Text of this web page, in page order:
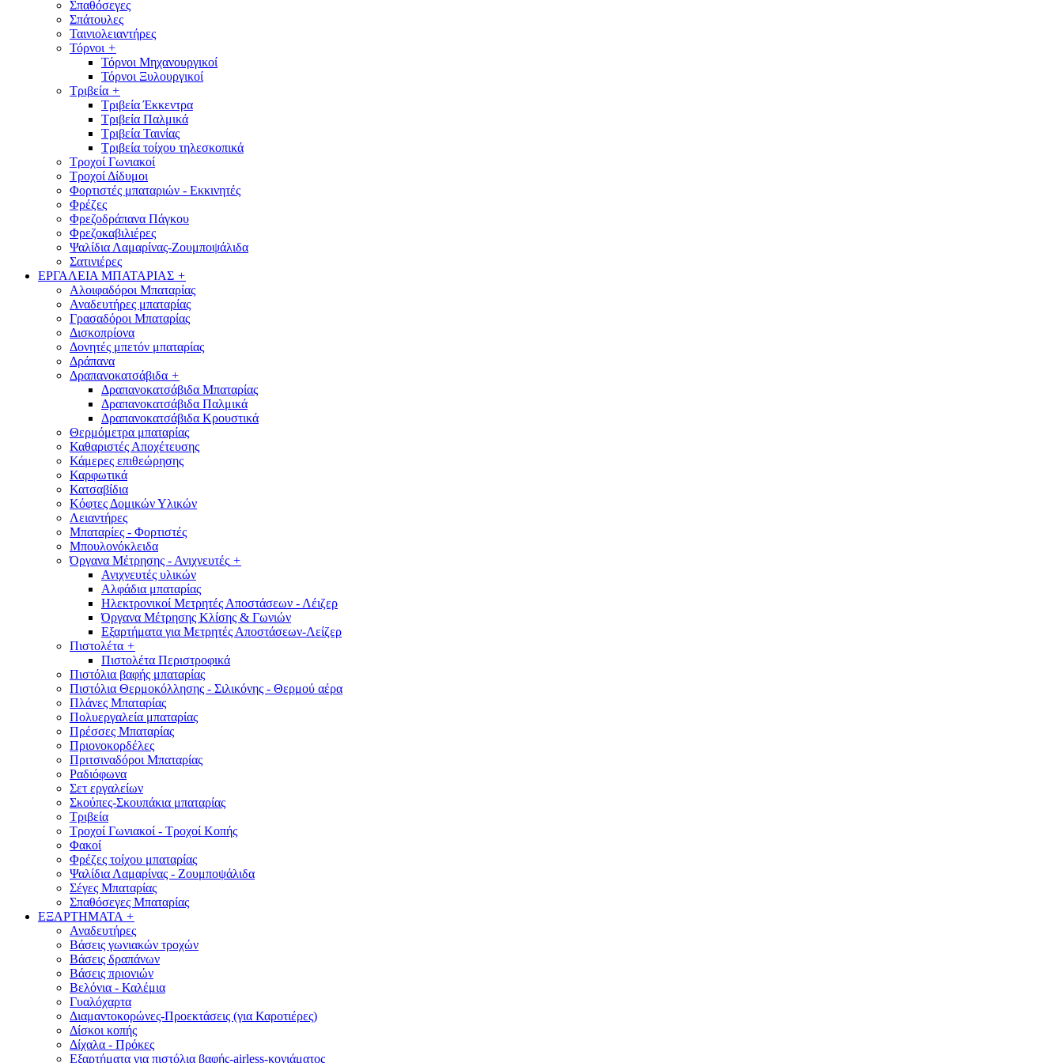
Σπαθόσεγες
Σπάτουλες
Ταινιολειαντήρες
Τόρνοι +
Τόρνοι Μηχανουργικοί
Τόρνοι Ξυλουργικοί
Τριβεία +
Τριβεία Έκκεντρα
Τριβεία Παλμικά
Τριβεία Ταινίας
Τριβεία τοίχου τηλεσκοπικά
Τροχοί Γωνιακοί
Τροχοί Δίδυμοι
Φορτιστές μπαταριών - Εκκινητές
Φρέζες
Φρεζοδράπανα Πάγκου
Φρεζοκαβιλιέρες
Ψαλίδια Λαμαρίνας-Ζουμποψάλιδα
Σατινιέρες
ΕΡΓΑΛΕΙΑ ΜΠΑΤΑΡΙΑΣ +
Αλοιφαδόροι Μπαταρίας
Αναδευτήρες μπαταρίας
Γρασαδόροι Μπαταρίας
Δισκοπρίονα
Δονητές μπετόν μπαταρίας
Δράπανα
Δραπανοκατσάβιδα +
Δραπανοκατσάβιδα Μπαταρίας
Δραπανοκατσάβιδα Παλμικά
Δραπανοκατσάβιδα Κρουστικά
Θερμόμετρα μπαταρίας
Καθαριστές Αποχέτευσης
Κάμερες επιθεώρησης
Καρφωτικά
Κατσαβίδια
Κόφτες Δομικών Υλικών
Λειαντήρες
Μπαταρίες - Φορτιστές
Μπουλονόκλειδα
Όργανα Μέτρησης - Ανιχνευτές +
Ανιχνευτές υλικών
Αλφάδια μπαταρίας
Ηλεκτρονικοί Μετρητές Αποστάσεων - Λέιζερ
Όργανα Μέτρησης Κλίσης & Γωνιών
Εξαρτήματα για Μετρητές Αποστάσεων-Λείζερ
Πιστολέτα +
Πιστολέτα Περιστροφικά
Πιστόλια βαφής μπαταρίας
Πιστόλια Θερμοκόλλησης - Σιλικόνης - Θερμού αέρα
Πλάνες Μπαταρίας
Πολυεργαλεία μπαταρίας
Πρέσσες Μπαταρίας
Πριονοκορδέλες
Πριτσιναδόροι Μπαταρίας
Ραδιόφωνα
Σετ εργαλείων
Σκούπες-Σκουπάκια μπαταρίας
Τριβεία
Τροχοί Γωνιακοί - Τροχοί Κοπής
Φακοί
Φρέζες τοίχου μπαταρίας
Ψαλίδια Λαμαρίνας - Ζουμποψάλιδα
Σέγες Μπαταρίας
Σπαθόσεγες Μπαταρίας
ΕΞΑΡΤΗΜΑΤΑ +
Αναδευτήρες
Βάσεις γωνιακών τροχών
Βάσεις δραπάνων
Βάσεις πριονιών
Βελόνια - Καλέμια
Γυαλόχαρτα
Διαμαντοκορώνες-Προεκτάσεις (για Καροτιέρες)
Δίσκοι κοπής
Δίχαλα - Πρόκες
Εξαρτήματα για πιστόλια βαφής-airless-κονιάματος